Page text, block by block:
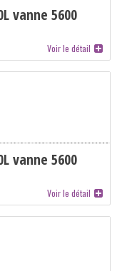
vanne 5600
Voir le détail
vanne 5600
Voir le détail